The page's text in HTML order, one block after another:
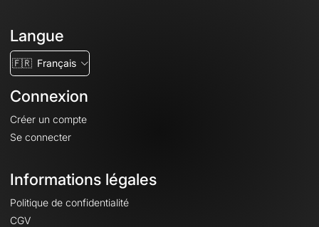
Langue
🇫🇷 Français
Connexion
Créer un compte
Se connecter
Informations légales
Politique de confidentialité
CGV